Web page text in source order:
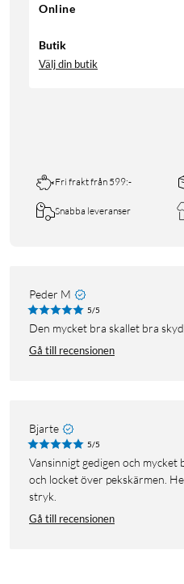
Online
Butik
Välj din butik
Fri frakt från 599:-
Snabba leveranser
Peder M
5/5
Den mycket bra skallet bra
Gå till recensionen
Bjarte
5/5
Vansinnigt gedigen och mycket bra funktion via både knappar
och locket över pekskärmen.
stryk.
Gå till recensionen